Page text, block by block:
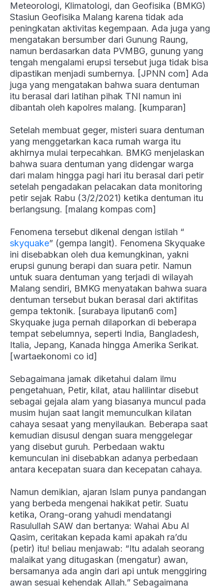
Meteorologi, Klimatologi, dan Geofisika (BMKG)
Stasiun Geofisika Malang karena tidak ada
peningkatan aktivitas kegempaan. Ada juga yang
mengatakan bersumber dari Gunung Raung,
namun berdasarkan data PVMBG, gunung yang
tengah mengalami erupsi tersebut juga tidak bisa
dipastikan menjadi sumbernya. [JPNN com] Ada
juga yang mengatakan bahwa suara dentuman
itu berasal dari latihan pihak TNI namun ini
dibantah oleh kapolres malang. [kumparan]
Setelah membuat geger, misteri suara dentuman
yang menggetarkan kaca rumah warga itu
akhirnya mulai terpecahkan. BMKG menjelaskan
bahwa suara dentuman yang didengar warga
dari malam hingga pagi hari itu berasal dari petir
setelah pengadakan pelacakan data monitoring
petir sejak Rabu (3/2/2021) ketika dentuman itu
berlangsung. [malang kompas com]
Fenomena tersebut dikenal dengan istilah “
skyquake” (gempa langit). Fenomena Skyquake
ini disebabkan oleh dua kemungkinan, yakni
erupsi gunung berapi dan suara petir. Namun
untuk suara dentuman yang terjadi di wilayah
Malang sendiri, BMKG menyatakan bahwa suara
dentuman tersebut bukan berasal dari aktifitas
gempa tektonik. [surabaya liputan6 com]
Skyquake juga pernah dilaporkan di beberapa
tempat sebelumnya, seperti India, Bangladesh,
Italia, Jepang, Kanada hingga Amerika Serikat.
[wartaekonomi co id]
Sebagaimana jamak diketahui dalam ilmu
pengetahuan, Petir, kilat, atau halilintar disebut
sebagai gejala alam yang biasanya muncul pada
musim hujan saat langit memunculkan kilatan
cahaya sesaat yang menyilaukan. Beberapa saat
kemudian disusul dengan suara menggelegar
yang disebut guruh. Perbedaan waktu
kemunculan ini disebabkan adanya perbedaan
antara kecepatan suara dan kecepatan cahaya.
Namun demikian, ajaran Islam punya pandangan
yang berbeda mengenai hakikat petir. Suatu
ketika, Orang-orang yahudi mendatangi
Rasulullah SAW dan bertanya: Wahai Abu Al
Qasim, ceritakan kepada kami apakah ra’du
(petir) itu! beliau menjawab: “Itu adalah seorang
malaikat yang ditugaskan (mengatur) awan,
bersamanya ada angin dari api untuk menggiring
awan sesuai kehendak Allah.” Sebagaimana